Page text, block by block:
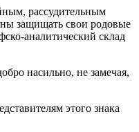
рассудительным
защищать свои родовые
аналитический склад
насильно, не замечая,
этого знака